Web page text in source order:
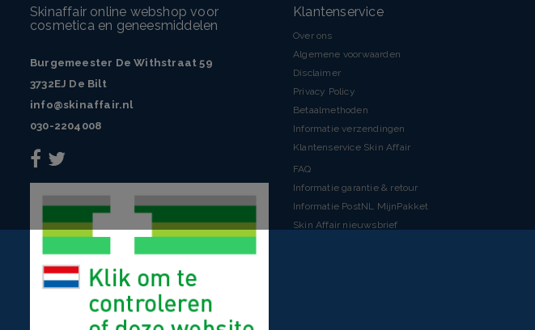
Skinaffair online webshop voor
cosmetica en geneesmiddelen
Burgemeester De Withstraat 59
3732EJ De Bilt
info@skinaffair.nl
030-2204008
Klantenservice
Over ons
Algemene voorwaarden
Disclaimer
Privacy Policy
Betaalmethoden
Informatie verzendingen
Klantenservice Skin Affair
FAQ
Informatie garantie & retour
Informatie PostNL MijnPakket
Skin Affair nieuwsbrief